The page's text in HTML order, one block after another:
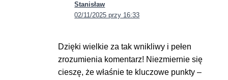
Stanisław
02/11/2025 przy 16:33
Dzięki wielkie za tak wnikliwy i pełen
zrozumienia komentarz! Niezmiernie się
cieszę, że właśnie te kluczowe punkty –